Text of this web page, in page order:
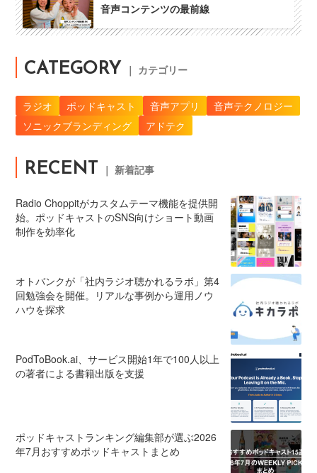
音声コンテンツの最前線
CATEGORY ｜ カテゴリー
ラジオ ポッドキャスト 音声アプリ
音声テクノロジー
ソニックブランディング
アドテク
RECENT ｜ 新着記事
Radio Choppitがカスタムテーマ機能を提供開
始。ポッドキャストのSNS向けショート動画
制作を効率化
オトバンクが「社内ラジオ聴かれるラボ」第4
回勉強会を開催。リアルな事例から運用ノウ
ハウを探求
PodToBook.ai、サービス開始1年で100人以上
の著者による書籍出版を支援
ポッドキャストランキング編集部が選ぶ2026
年7月おすすめポッドキャストまとめ